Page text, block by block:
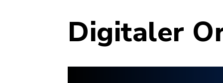
Digitaler